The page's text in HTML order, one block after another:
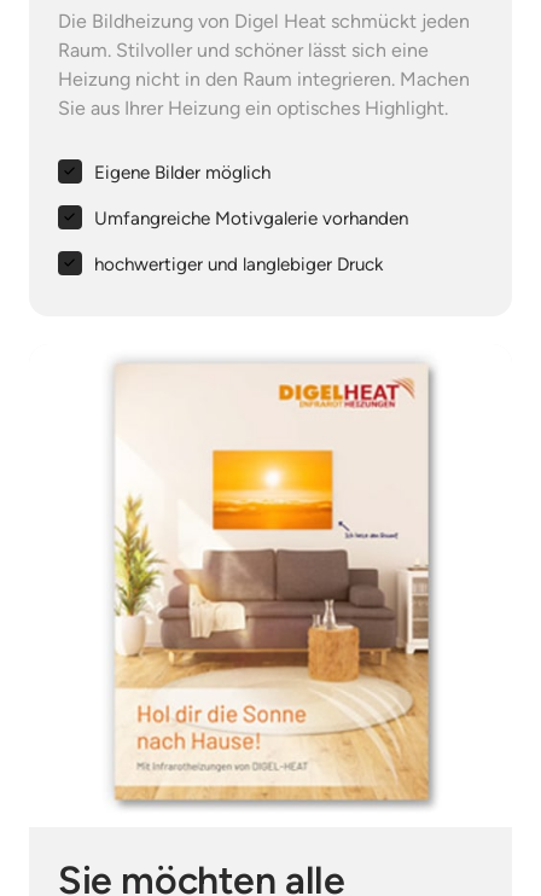
Die Bildheizung von Digel Heat schmückt jeden
Raum. Stilvoller und schöner lässt sich eine
Heizung nicht in den Raum integrieren. Machen
Sie aus Ihrer Heizung ein optisches Highlight.
Eigene Bilder möglich
Umfangreiche Motivgalerie vorhanden
hochwertiger und langlebiger Druck
Sie möchten alle